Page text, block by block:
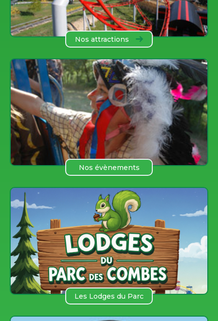
Nos attractions
Nos évènements
Les Lodges du Parc